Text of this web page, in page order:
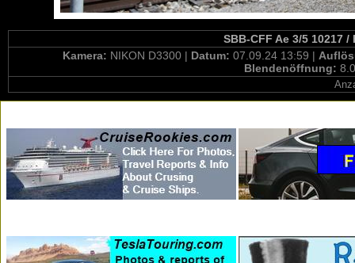
SBB-CFF Ae 3/5 10217
Kamera: NIKON D3300 | Datum: 07.09.24 13:59 |
Blendenöffnung: